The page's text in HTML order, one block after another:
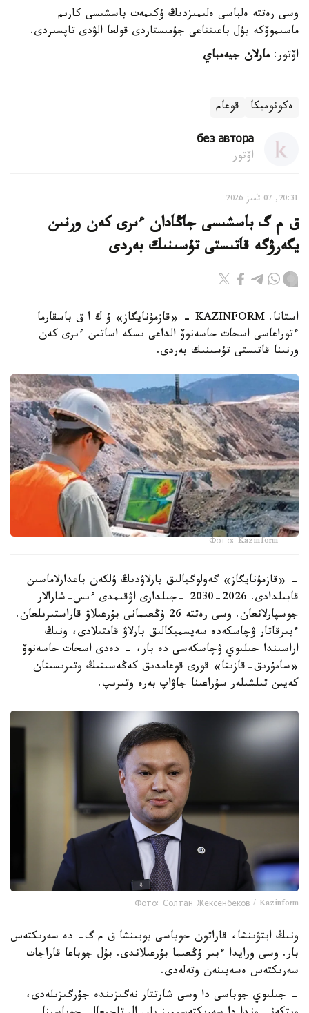
وسى رەتتە ەلباسى ەلىمىزدىڭ ۇكىمەت باسشىسى كارىم
ماسىموۆكە بۇل باعىتتاعى جۇمىستاردى قولعا الۋدى تاپسىردى.
اۆتور:مارلان جيەمباي
ەكونوميكا قوعام
без автора
اۆتور
20:31, 07 تامىز 2026
ق م گ باسشىسى جاڭادان ءىرى كەن ورنىن
يگەرۋگە قاتىستى تۇسىنىك بەردى
استانا. KAZINFORM - «قازمۇنايگاز» ۇ ك ا ق باسقارما
ءتوراعاسى اسحات حاسەنوۆ الداعى ىسكە اساتىن ءىرى كەن
ورنىنا قاتىستى تۇسىنىك بەردى.
Фото: Kazinform
- «قازمۇنايگاز» گەولوگيالىق بارلاۋدىڭ ۇلكەن باعدارلاماسىن
قابىلدادى. 2026-2030 -جىلدارى اۋقىمدى ءىس-شارالار
جوسپارلانعان. وسى رەتتە 26 ۇڭعىمانى بۇرعىلاۋ قاراستىرىلعان.
ءبىرقاتار ۋچاسكەدە سەيسميكالىق بارلاۋ قامتىلادى، ونىڭ
اراسىندا جىلىوي ۋچاسكەسى دە بار، - دەدى اسحات حاسەنوۆ
«سامۇرىق-قازىنا» قورى قوعامدىق كەڭەسىنىڭ وتىرىسىنان
كەيىن تىلشىلەر سۇراعىنا جاۋاپ بەرە وتىرىپ.
Фото: Солтан Жексенбеков / Kazinform
ونىڭ ايتۋىنشا، قاراتون جوباسى بويىنشا ق م گ- دە سەرىكتەس
بار. وسى ورايدا ءبىر ۇڭعىما بۇرعىلاندى. بۇل جوباعا قاراجات
سەرىكتەس ەسەبىنەن وتەلەدى.
- جىلىوي جوباسى دا وسى شارتتار نەگىزىندە جۇرگىزىلەدى،